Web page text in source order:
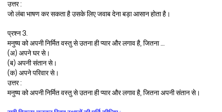
उत्तर :
जो लंबा भाषण कर सकता है उसके लिए जवाब देना बड़ा आसान होता है।
प्रश्न 3.
मनुष्य को अपनी निर्मित वस्तु से उतना ही प्यार और लगाव है, जितना …
(अ) अपने घर से।
(ब) अपनी संतान से।
(क) अपने परिवार से।
उत्तर :
मनुष्य को अपनी निर्मित वस्तु से उतना ही प्यार और लगाव है, जितना अपनी संतान से।